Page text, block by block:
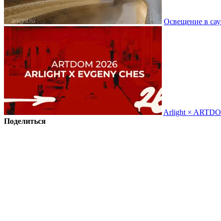
Освещение в
Arlight ×
Поделиться